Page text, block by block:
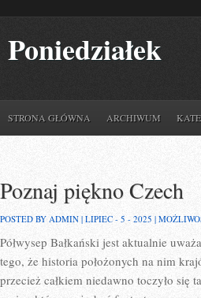
Poniedziałek
STRONA GŁÓWNA ARCHIWUM
Poznaj piękno Czech
POSTED BY ADMIN | LIPIEC - 5 - 2025 |
Półwysep Bałkański jest aktualnie
tego, że historia położonych na nim
przecież całkiem niedawno toczyło się